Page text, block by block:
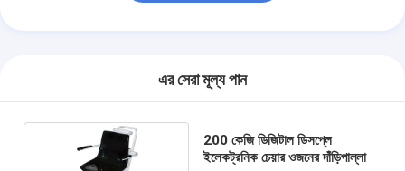
এর সেরা মূল্য পান
200 কেজি ডিজিটাল ডিসপ্লে
ইলেকট্রনিক চেয়ার ওজনের দাঁড়িপাল্লা